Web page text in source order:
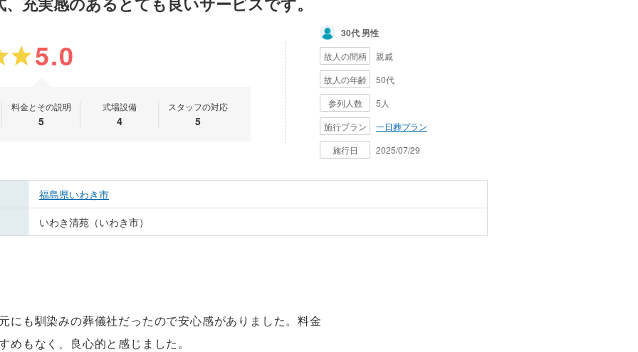
5.0
料金とその説明 式場設備 スタッフの対応
5 4 5
30代 男性
故人の間柄
親戚
故人の年齢
50代
参列人数
5人
施行プラン
一日葬プラン
施行日
2025/07/29
福島県いわき市
いわき清苑（いわき市）
にも馴染みの葬儀社だったので安心感がありました。料金
もなく、良心的と感じました。